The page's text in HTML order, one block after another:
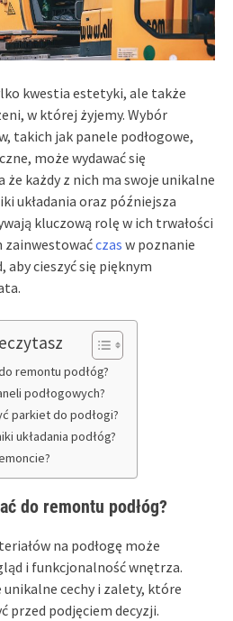
kwestia estetyki, ale także
w której żyjemy. Wybór
takich jak panele podłogowe,
może wydawać się
że każdy z nich ma swoje unikalne
układania oraz późniejsza
kluczową rolę w ich trwałości
zainwestowaćczas w poznanie
cieszyć się pięknym
remontu podłóg?
podłogowych?
parkiet do podłogi?
układania podłóg?
do remontu podłóg?
na podłogę może
i funkcjonalność wnętrza.
unikalne cechy i zalety, które
przed podjęciem decyzji.